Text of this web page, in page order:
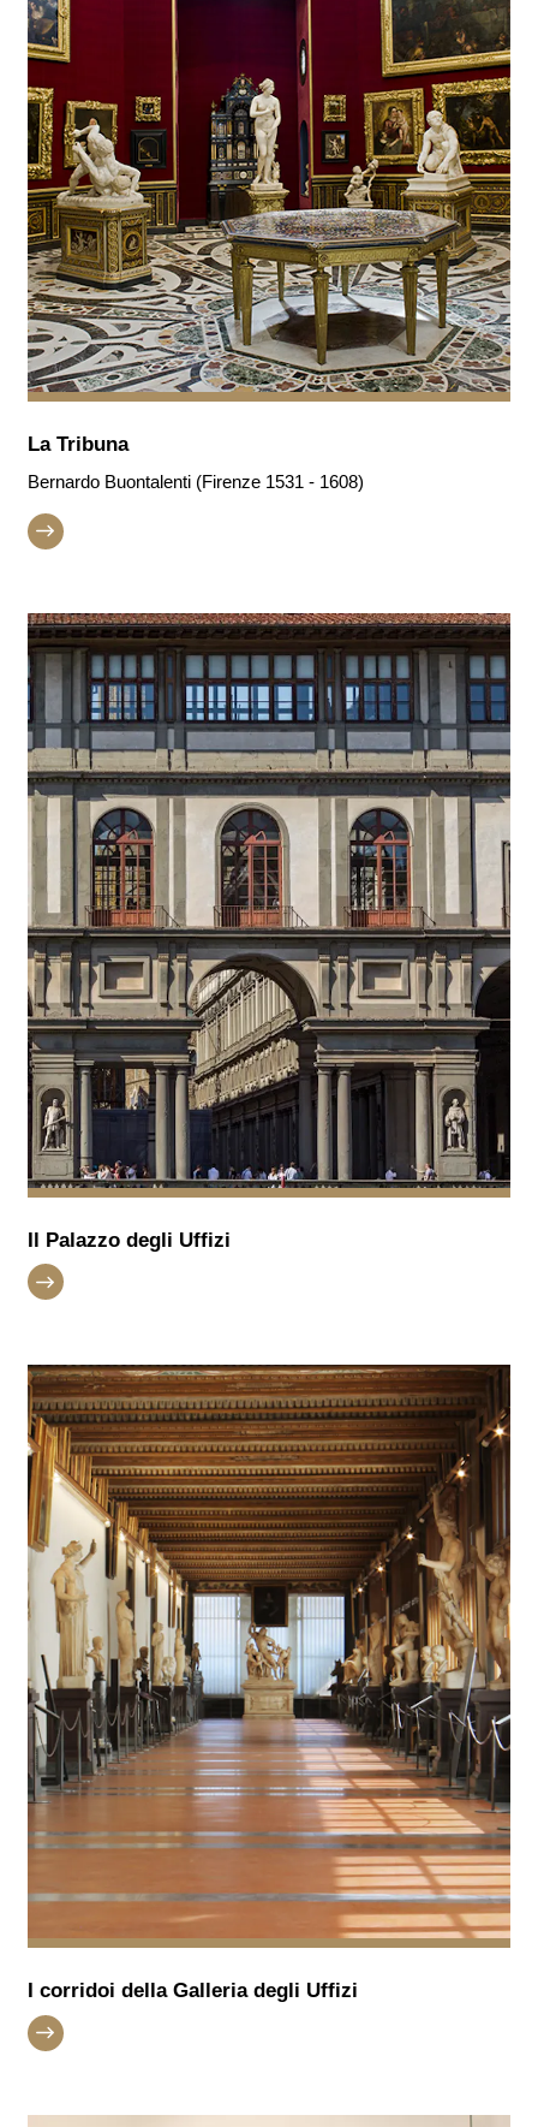
La Tribuna
Bernardo Buontalenti (Firenze 1531 - 1608)
Il Palazzo degli Uffizi
I corridoi della Galleria degli Uffizi